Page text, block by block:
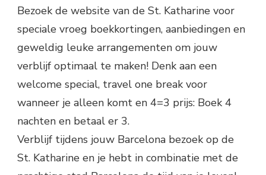
Bezoek de website van de St. Katharine voor
speciale vroeg boekkortingen, aanbiedingen en
geweldig leuke arrangementen om jouw
verblijf optimaal te maken! Denk aan een
welcome special, travel one break voor
wanneer je alleen komt en 4=3 prijs: Boek 4
nachten en betaal er 3.
Verblijf tijdens jouw Barcelona bezoek op de
St. Katharine en je hebt in combinatie met de